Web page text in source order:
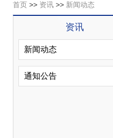
首页 >> 资讯 >> 新闻动态
资讯
新闻动态
通知公告